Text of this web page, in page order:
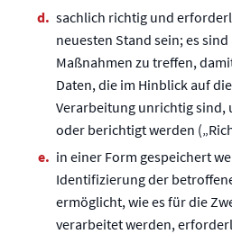
sachlich richtig und
neuesten Stand sein; es
Maßnahmen zu treffen,
Daten, die im Hinblick auf
Verarbeitung unrichtig sind,
oder berichtigt werden
in einer Form gespeichert
Identifizierung der
ermöglicht, wie es für die
verarbeitet werden,